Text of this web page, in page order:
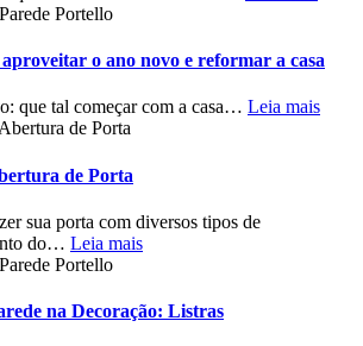
o ano novo e reformar a casa
que tal começar com a casa… Leia mais
de Porta
sua porta com diversos tipos de
do… Leia mais
na Decoração: Listras